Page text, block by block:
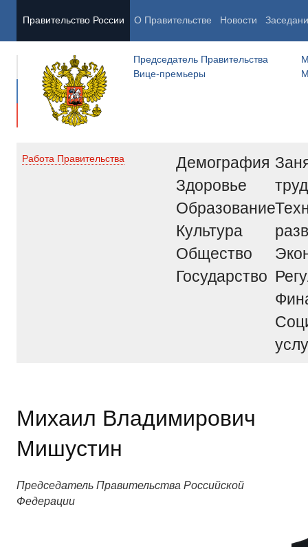
Правительство России О Правительстве Новости
Председатель Правительства
Вице-премьеры
Работа Правительства
Демография
Здоровье
Образование
Культура
Общество
Государство
труд
Михаил Владимирович
Мишустин
Председатель Правительства Российской
Федерации